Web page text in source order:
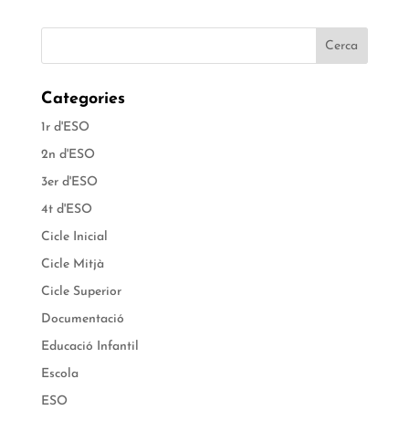
Categories
1r d'ESO
2n d'ESO
3er d'ESO
4t d'ESO
Cicle Inicial
Cicle Mitjà
Cicle Superior
Documentació
Educació Infantil
Escola
ESO